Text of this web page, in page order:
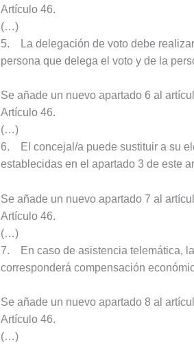
Artículo 46.
(…)
5. La delegación de voto debe
persona que delega el voto y de la
Se añade un nuevo apartado 6 al
Artículo 46.
(…)
6. El concejal/a puede sustituir a su
establecidas en el apartado 3 de este
Se añade un nuevo apartado 7 al
Artículo 46.
(…)
7. En caso de asistencia telemática,
corresponderá compensación
Se añade un nuevo apartado 8 al
Artículo 46.
(…)